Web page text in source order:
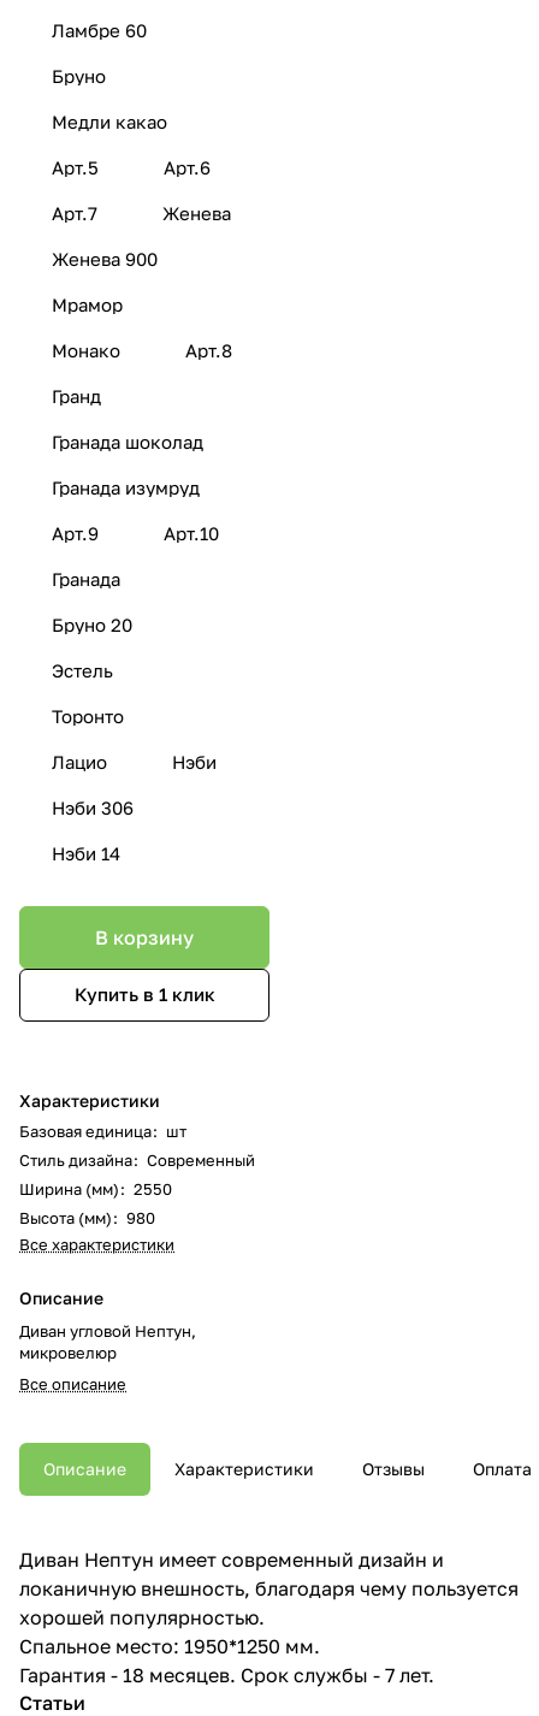
Ламбре 60
Бруно
Медли какао
Арт.5 Арт.6
Арт.7 Женева
Женева 900
Мрамор
Монако Арт.8
Гранд
Гранада шоколад
Гранада изумруд
Арт.9 Арт.10
Гранада
Бруно 20
Эстель
Торонто
Лацио Нэби
Нэби 306
Нэби 14
В корзину
Купить в 1 клик
Характеристики
Базовая единица: шт
Стиль дизайна: Современный
Ширина (мм): 2550
Высота (мм): 980
Все характеристики
Описание
Диван угловой Нептун,
микровелюр
Все описание
Описание Характеристики Отзывы Оплата
Диван Нептун имеет современный дизайн и
локаничную внешность, благодаря чему пользуется
хорошей популярностью.
Спальное место: 1950*1250 мм.
Гарантия - 18 месяцев. Срок службы - 7 лет.
Статьи